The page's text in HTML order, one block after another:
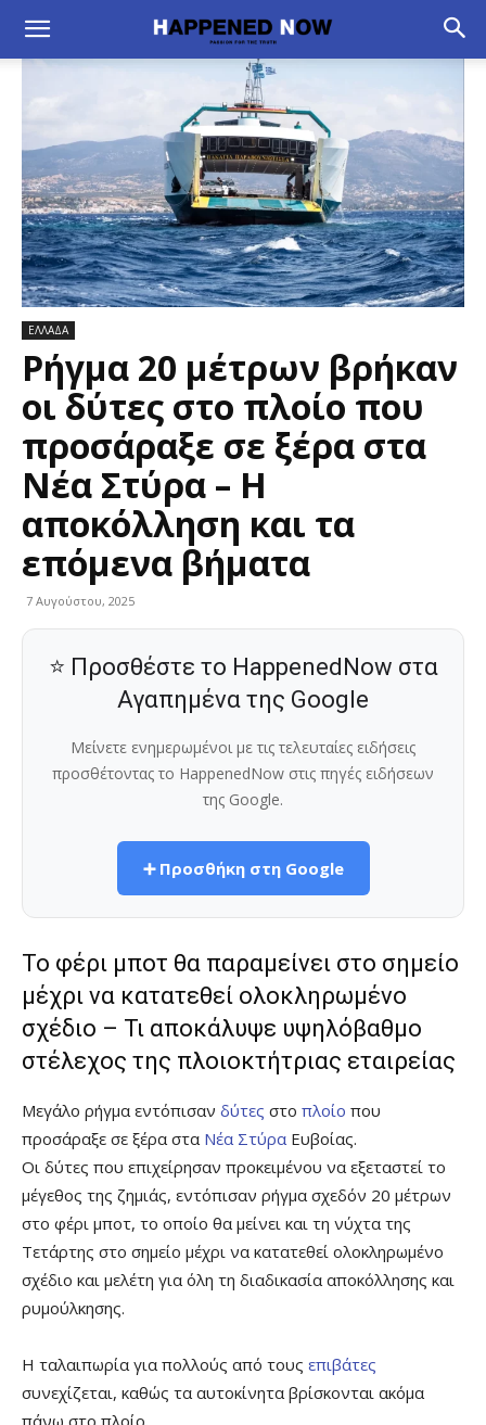
ΕΛΛΑΔΑ
Ρήγμα 20 μέτρων βρήκαν
οι δύτες στο πλοίο που
προσάραξε σε ξέρα στα
Νέα Στύρα – Η
αποκόλληση και τα
επόμενα βήματα
7 Αυγούστου, 2025
⭐ Προσθέστε το HappenedNow στα
Αγαπημένα της Google
Μείνετε ενημερωμένοι με τις τελευταίες ειδήσεις
προσθέτοντας το HappenedNow στις πηγές ειδήσεων
της Google.
➕ Προσθήκη στη Google
Το φέρι μποτ θα παραμείνει στο σημείο
μέχρι να κατατεθεί ολοκληρωμένο
σχέδιο – Τι αποκάλυψε υψηλόβαθμο
στέλεχος της πλοιοκτήτριας εταιρείας
Μεγάλο ρήγμα εντόπισαν δύτες στο πλοίο που
προσάραξε σε ξέρα στα Νέα Στύρα Ευβοίας.
Οι δύτες που επιχείρησαν προκειμένου να εξεταστεί το
μέγεθος της ζημιάς, εντόπισαν ρήγμα σχεδόν 20 μέτρων
στο φέρι μποτ, το οποίο θα μείνει και τη νύχτα της
Τετάρτης στο σημείο μέχρι να κατατεθεί ολοκληρωμένο
σχέδιο και μελέτη για όλη τη διαδικασία αποκόλλησης και
ρυμούλκησης.
Η ταλαιπωρία για πολλούς από τους επιβάτες
συνεχίζεται, καθώς τα αυτοκίνητα βρίσκονται ακόμα